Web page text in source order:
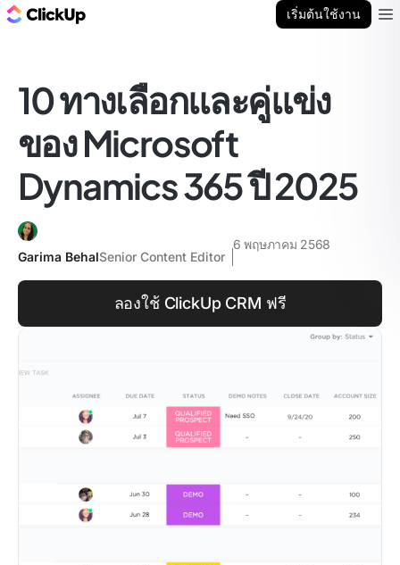
เริ่มต้นใช้งาน
10 ทางเลือกและคู่แข่ง
ของ Microsoft
Dynamics 365 ปี 2025
Garima BehalSenior Content Editor
6 พฤษภาคม 2568
ลองใช้ ClickUp CRM ฟรี